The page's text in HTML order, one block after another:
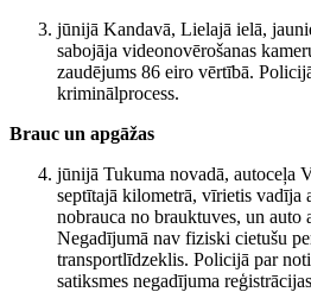
jūnijā Kandavā, Lielajā ielā,
sabojāja videonovērošanas
zaudējums 86 eiro vērtībā.
kriminālprocess.
Brauc un apgāžas
jūnijā Tukuma novadā, autoceļa
septītajā kilometrā, vīrietis vadīja
nobrauca no brauktuves, un auto
Negadījumā nav fiziski cietušu
transportlīdzeklis. Policijā par
satiksmes negadījuma